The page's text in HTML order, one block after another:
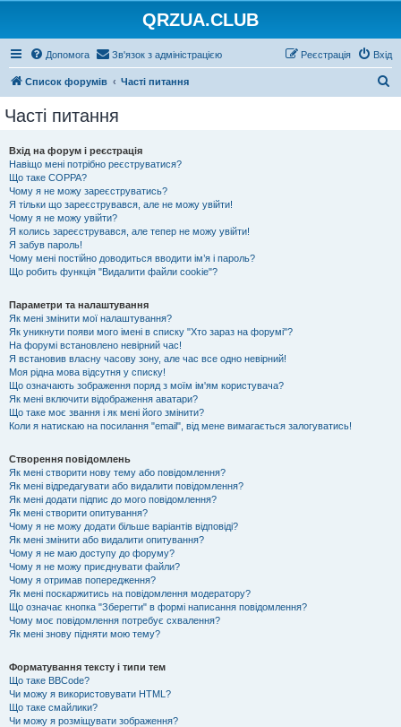
QRZUA.CLUB
Допомога Зв'язок з адміністрацією Вхід
Реєстрація
Список форумів Часті питання
Часті питання
Вхід на форум і реєстрація
Навіщо мені потрібно реєструватися?
Що таке COPPA?
Чому я не можу зареєструватись?
Я тільки що зареєструвався, але не можу увійти!
Чому я не можу увійти?
Я колись зареєструвався, але тепер не можу увійти!
Я забув пароль!
Чому мені постійно доводиться вводити ім’я і пароль?
Що робить функція "Видалити файли cookie"?
Параметри та налаштування
Як мені змінити мої налаштування?
Як уникнути появи мого імені в списку "Хто зараз на форумі"?
На форумі встановлено невірний час!
Я встановив власну часову зону, але час все одно невірний!
Моя рідна мова відсутня у списку!
Що означають зображення поряд з моїм ім'ям користувача?
Як мені включити відображення аватари?
Що таке моє звання і як мені його змінити?
Коли я натискаю на посилання "email", від мене вимагається залогуватись!
Створення повідомлень
Як мені створити нову тему або повідомлення?
Як мені відредагувати або видалити повідомлення?
Як мені додати підпис до мого повідомлення?
Як мені створити опитування?
Чому я не можу додати більше варіантів відповіді?
Як мені змінити або видалити опитування?
Чому я не маю доступу до форуму?
Чому я не можу приєднувати файли?
Чому я отримав попередження?
Як мені поскаржитись на повідомлення модератору?
Що означає кнопка "Зберегти" в формі написання повідомлення?
Чому моє повідомлення потребує схвалення?
Як мені знову підняти мою тему?
Форматування тексту і типи тем
Що таке BBCode?
Чи можу я використовувати HTML?
Що таке смайлики?
Чи можу я розміщувати зображення?